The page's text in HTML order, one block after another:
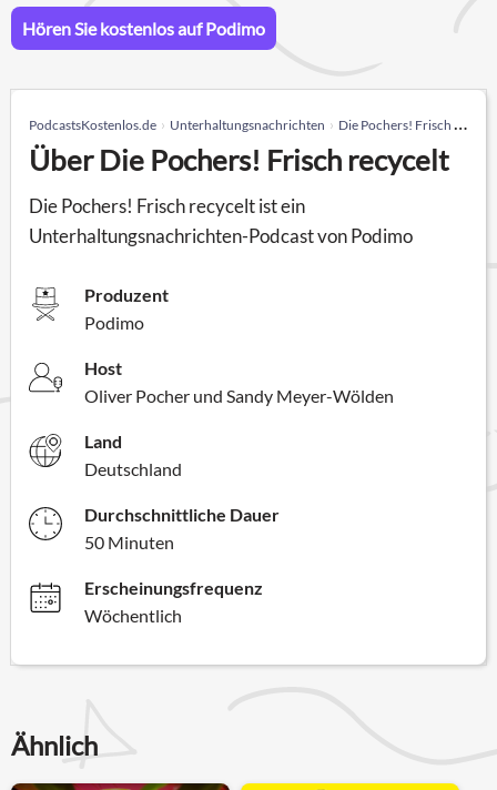
Hören Sie kostenlos auf Podimo
PodcastsKostenlos.de Unterhaltungsnachrichten Die Pochers! Frisch recycelt
Über Die Pochers! Frisch recycelt
Die Pochers! Frisch recycelt ist ein
Unterhaltungsnachrichten-Podcast von Podimo
Produzent
Podimo
Host
Oliver Pocher und Sandy Meyer-Wölden
Land
Deutschland
Durchschnittliche Dauer
50 Minuten
Erscheinungsfrequenz
Wöchentlich
Ähnlich